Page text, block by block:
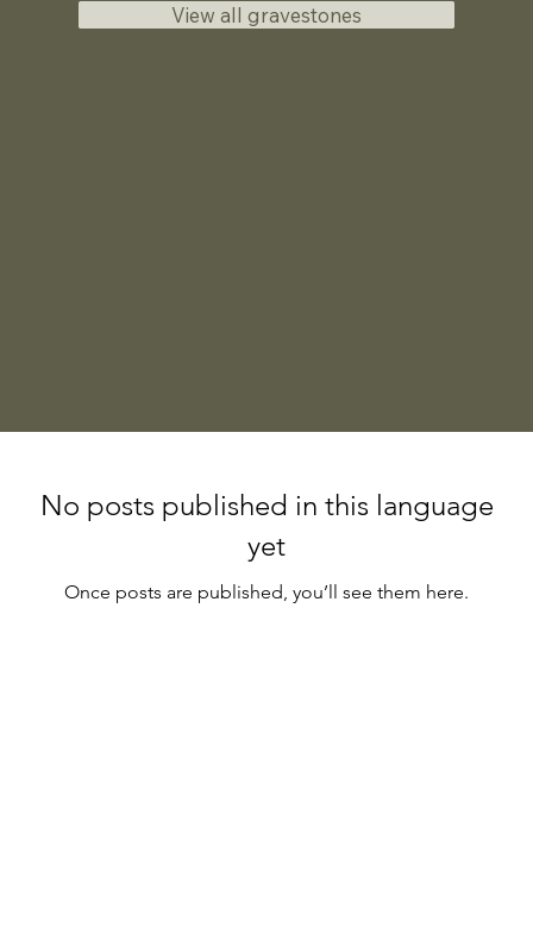
View all gravestones
No posts published in this language
yet
Once posts are published, you’ll see them here.